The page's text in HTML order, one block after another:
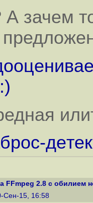
А зачем
FFmpeg 2.8 с обилием
Сен-15, 16:58